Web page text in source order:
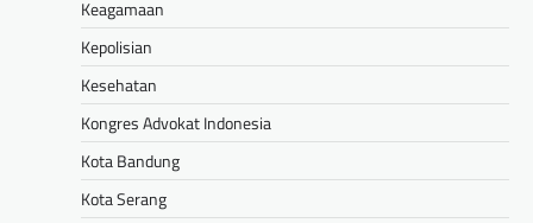
Keagamaan
Kepolisian
Kesehatan
Kongres Advokat Indonesia
Kota Bandung
Kota Serang